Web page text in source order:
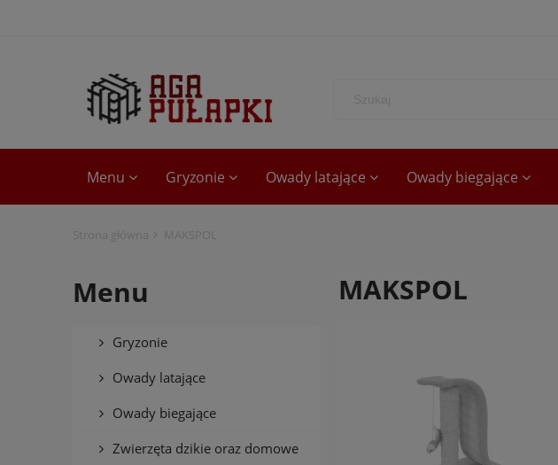
Menu Gryzonie Owady latające Owady biegające
Strona główna MAKSPOL
Menu
Gryzonie
Owady latające
Owady biegające
Zwierzęta dzikie oraz domowe
MAKSPOL